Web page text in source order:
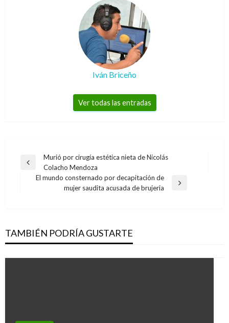
Iván Briceño
Ver todas las entradas
Navegación
Entrada
anterior
Murió por cirugía estética nieta de Nicolás
Colacho Mendoza
El mundo consternado por decapitación de
mujer saudita acusada de brujeria
TAMBIÉN PODRÍA GUSTARTE